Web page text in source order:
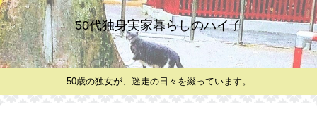
50代独身実家暮らしのハイ子
50歳の独女が、迷走の日々を綴っています。